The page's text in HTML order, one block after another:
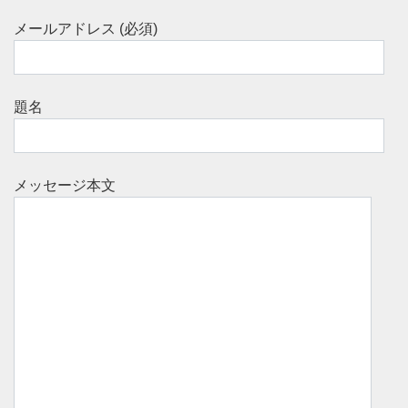
メールアドレス (必須)
題名
メッセージ本文